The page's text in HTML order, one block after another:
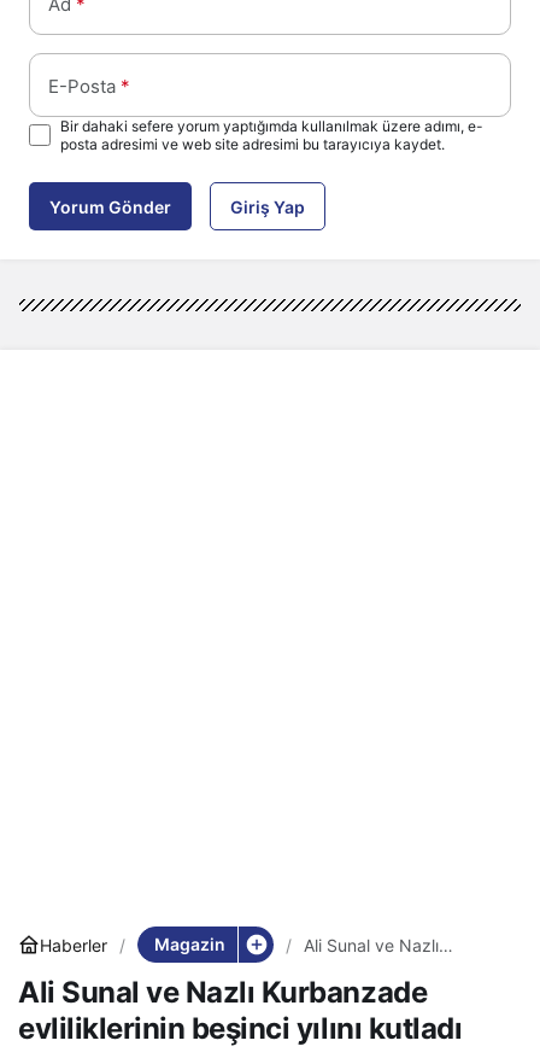
E-Posta *
Bir dahaki sefere yorum yaptığımda kullanılmak üzere adımı, e-
posta adresimi ve web site adresimi bu tarayıcıya kaydet.
Yorum Gönder Giriş Yap
Haberler Magazin
Ali Sunal ve Nazlı
beşinci yılını kutladı
Ali Sunal ve Nazlı Kurbanzade
evliliklerinin beşinci yılını kutladı